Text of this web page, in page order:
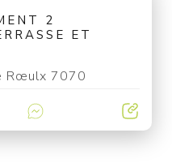
2
ET
Rœulx 7070